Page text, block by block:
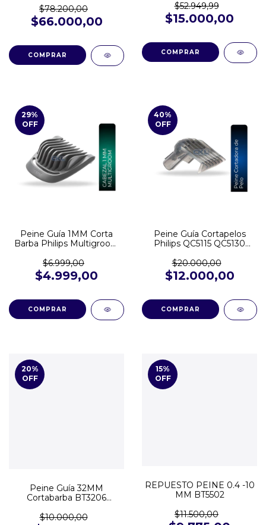
$78.200,00
$66.000,00
$52.949,99
$15.000,00
29%
OFF
Peine Guía 1MM Corta
Barba Philips Multigroom
MG7730 BT1209
$6.999,00
$4.999,00
40%
OFF
Peine Guía Cortapelos
Philips QC5115 QC5130
$20.000,00
$12.000,00
20%
OFF
Peine Guía 32MM
Cortabarba BT3206
$10.000,00
15%
OFF
REPUESTO PEINE 0.4 -10
MM BT5502
$11.500,00